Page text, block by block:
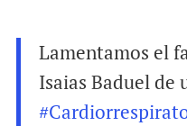
Lamentamos el
Isaias Baduel de